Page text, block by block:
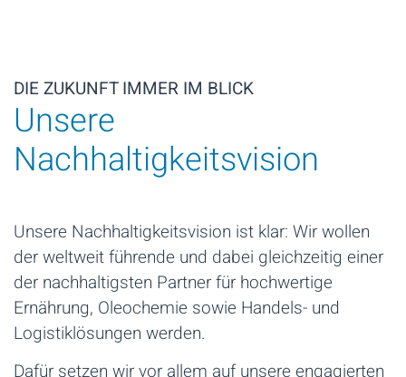
DIE ZUKUNFT IMMER IM BLICK
Unsere
Nachhaltigkeitsvision
Unsere Nachhaltigkeitsvision ist klar: Wir wollen
der weltweit führende und dabei gleichzeitig einer
der nachhaltigsten Partner für hochwertige
Ernährung, Oleochemie sowie Handels- und
Logistiklösungen werden.
Dafür setzen wir vor allem auf unsere engagierten